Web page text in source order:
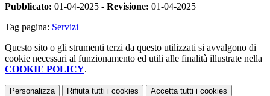
Pubblicato: 01-04-2025 - Revisione: 01-04-2025
Tag pagina: Servizi
Questo sito o gli strumenti terzi da questo utilizzati si avvalgono di
cookie necessari al funzionamento ed utili alle finalità illustrate nella
COOKIE POLICY.
Personalizza Rifiuta tutti i cookies Accetta tutti i cookies